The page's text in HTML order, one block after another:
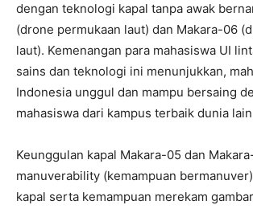
dengan teknologi kapal tanpa awak
(drone permukaan laut) dan Makara-06
laut). Kemenangan para mahasiswa UI
sains dan teknologi ini menunjukkan,
Indonesia unggul dan mampu bersaing
mahasiswa dari kampus terbaik dunia
Keunggulan kapal Makara-05 dan
manuverability (kemampuan
kapal serta kemampuan merekam